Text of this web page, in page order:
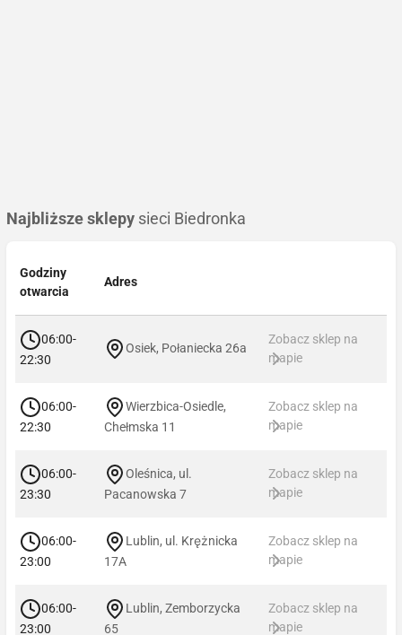
Najbliższe sklepy sieci Biedronka
Godziny
otwarcia
Adres
06:00-
22:30
Osiek, Połaniecka 26a
Zobacz sklep na
mapie
06:00-
22:30
Wierzbica-Osiedle,
Chełmska 11
Zobacz sklep na
mapie
06:00-
23:30
Oleśnica, ul.
Pacanowska 7
Zobacz sklep na
mapie
06:00-
23:00
Lublin, ul. Krężnicka
17A
Zobacz sklep na
mapie
06:00-
23:00
Lublin, Zemborzycka
65
Zobacz sklep na
mapie